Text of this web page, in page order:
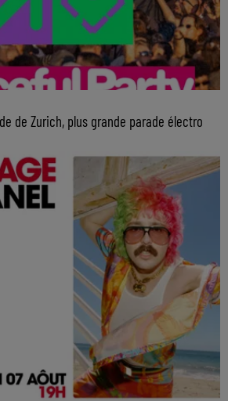
de Zurich, plus grande parade électro